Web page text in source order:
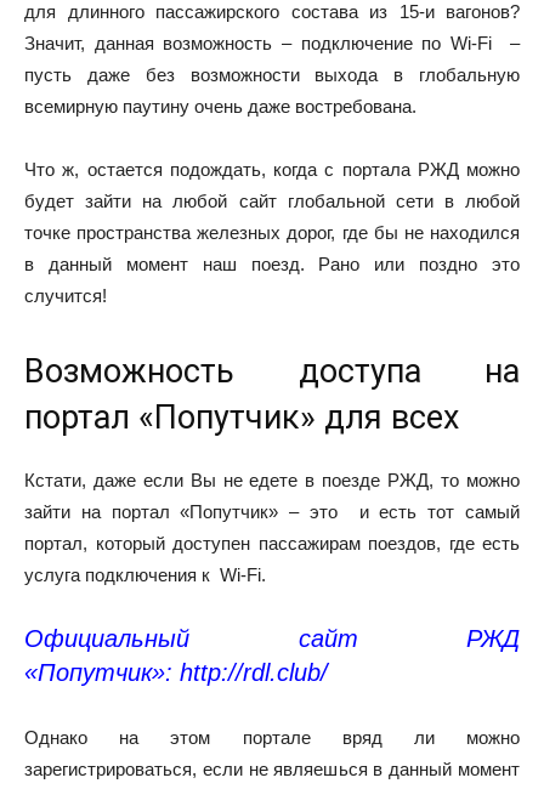
для длинного пассажирского состава из 15-и вагонов?
Значит, данная возможность – подключение по Wi-Fi –
пусть даже без возможности выхода в глобальную
всемирную паутину очень даже востребована.
Что ж, остается подождать, когда с портала РЖД можно
будет зайти на любой сайт глобальной сети в любой
точке пространства железных дорог, где бы не находился
в данный момент наш поезд. Рано или поздно это
случится!
Возможность доступа на
портал «Попутчик» для всех
Кстати, даже если Вы не едете в поезде РЖД, то можно
зайти на портал «Попутчик» – это и есть тот самый
портал, который доступен пассажирам поездов, где есть
услуга подключения к Wi-Fi.
Официальный сайт РЖД
«Попутчик»: http://rdl.club/
Однако на этом портале вряд ли можно
зарегистрироваться, если не являешься в данный момент